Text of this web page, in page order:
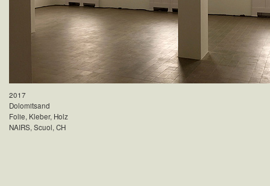
2017
Dolomitsand
Folie, Kleber, Holz
NAIRS, Scuol, CH